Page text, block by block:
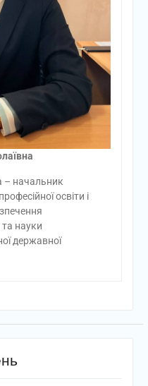
– начальник
освіти і
науки
державної